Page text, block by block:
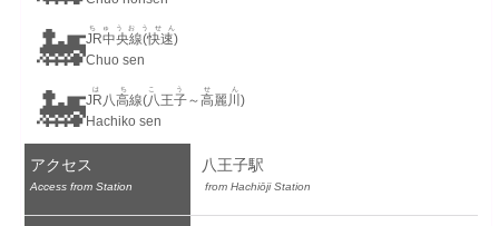
🚂JR中央線(快速)
ちゅうおうせん
Chuo sen
🚂JR八高線(八王子～高麗川)
はちこうせん
Hachiko sen
アクセス
Access from Station
八王子駅
from Hachiōji Station